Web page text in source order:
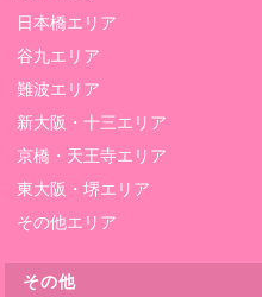
日本橋エリア
谷九エリア
難波エリア
新大阪・十三エリア
京橋・天王寺エリア
東大阪・堺エリア
その他エリア
その他